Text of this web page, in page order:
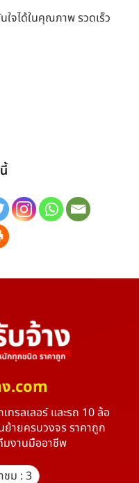
ใจได้ในคุณภาพ รวดเร็ว
ง.com
ทรลเลอร์ และรถ 10 ล้อ
ายครบวงจร ราคาถูก
มงานมืออาชีพ
ชม : 3